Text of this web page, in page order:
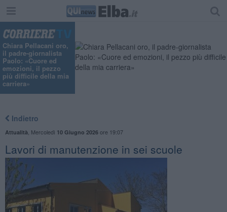
Chiara Pellacani oro,
il padre-giornalista
Paolo: «Cuore ed
emozioni, il pezzo
più difficile della mia
carriera»
Indietro
Attualità Mercoledì 10 Giugno 2026ore 19:07
Lavori di manutenzione in sei scuole